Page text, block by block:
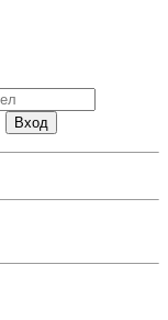
Вход